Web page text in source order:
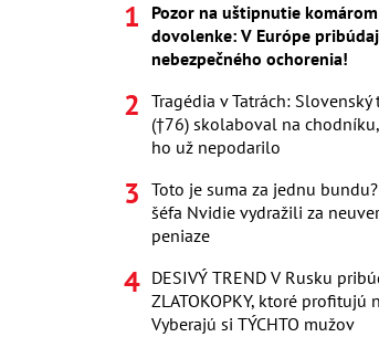
Pozor na uštipnutie
dovolenke: V Európe
nebezpečného ochorenia!
Tragédia v Tatrách: Slovenský
(†76) skolaboval na
ho už nepodarilo
Toto je suma za jednu
šéfa Nvidie vydražili za
peniaze
DESIVÝ TREND V Rusku
ZLATOKOPKY, ktoré profitujú
Vyberajú si TÝCHTO mužov